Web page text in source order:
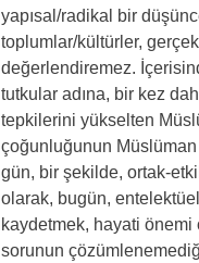
yapısal/radikal bir
toplumlar/kültürler,
değerlendiremez.
tutkular adına, bir kez
tepkilerini yükselten
çoğunluğunun
gün, bir şekilde, ortak-
olarak, bugün,
kaydetmek, hayati
sorunun